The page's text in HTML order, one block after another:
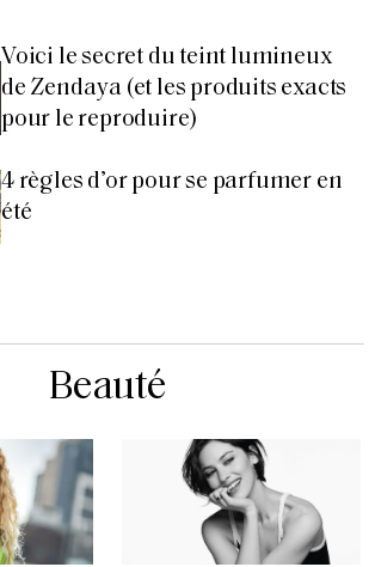
Voici le secret du teint lumineux
de Zendaya (et les produits exacts
pour le reproduire)
4 règles d’or pour se parfumer en
été
Beauté